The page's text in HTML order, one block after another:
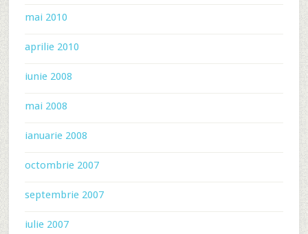
mai 2010
aprilie 2010
iunie 2008
mai 2008
ianuarie 2008
octombrie 2007
septembrie 2007
iulie 2007